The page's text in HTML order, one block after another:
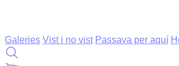
Galeries Vist i no vist Passava per aquí